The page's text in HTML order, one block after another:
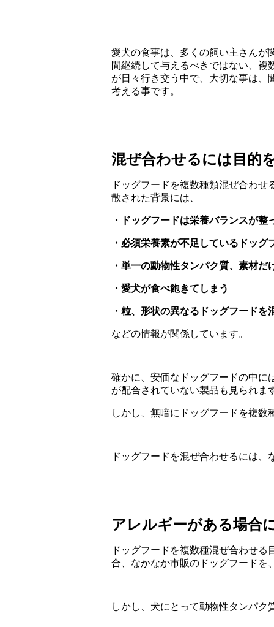
愛犬の食事は、多くの飼い主さんが
間継続して与えるべきではない、
が日々行き交う中で、大切な事は、
考える事です。
混ぜ合わせるには目的
ドッグフードを複数種類混ぜ合わ
散された背景には、
・ドッグフードは栄養バランスが整
・必須栄養素が不足しているドッグ
・単一の動物性タンパク質、素材
・愛犬が食べ飽きてしまう
・粒、形状の異なるドッグフード
などの情報が関係しています。
確かに、安価なドッグフードの中に
が配合されていない製品も見られま
しかし、無暗にドッグフードを複
ドッグフードを混ぜ合わせるには
アレルギーがある場合
ドッグフードを複数種混ぜ合わせ
合、なかなか市販のドッグフードを
しかし、犬にとって動物性タンパ